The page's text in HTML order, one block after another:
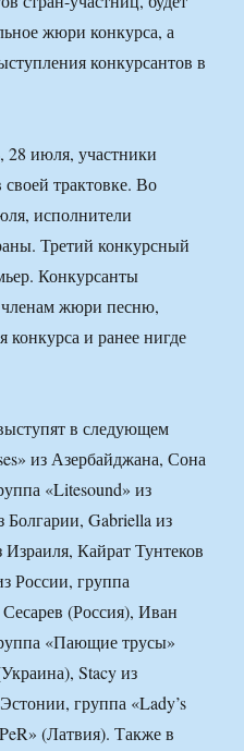
жюри конкурса, а
конкурсантов в
июля, участники
трактовке. Во
исполнители
Третий конкурсный
Конкурсанты
членам жюри песню,
и ранее нигде
в следующем
из Азербайджана, Сона
«Litesound» из
Gabriella из
Кайрат Тунтеков
России, группа
(Россия), Иван
«Пающие трусы»
Stacy из
группа «Lady’s
(Латвия). Также в